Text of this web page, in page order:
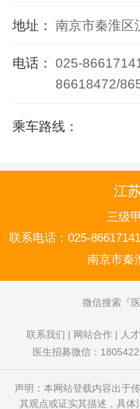
地址： 南京市秦淮区
电话：
025-
86618472/
乘车路线：
江
三级
联系电话： 025-
南京市秦
微信搜索
联系我们 | 网站合作| 人
医生招募微信：
声明：本网站登载内容出于
其观点或证实其描述，具体